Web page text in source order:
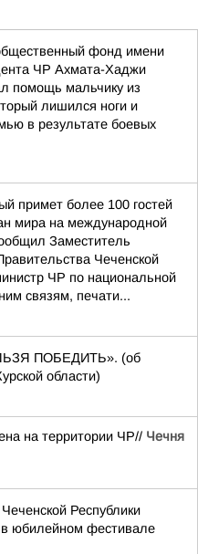
фонд имени
ЧР Ахмата-Хаджи
помощь мальчику из
лишился ноги и
в результате боевых
примет более 100 гостей
мира на международной
Заместитель
Чеченской
ЧР по национальной
связям, печати...
ПОБЕДИТЬ». (об
области)
на территории ЧР// Чечня
Республики
в юбилейном фестивале